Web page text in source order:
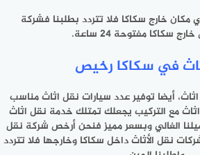
مكان خارج سكاكا فلا تتردد بطلبنا فشركة
سكاكا مفتوحة 24 ساعة.
في سكاكا رخيص
أيضا توفير عدد سيارات نقل اثاث مناسب
مع التركيب يجعلك تمتلك خدمة نقل اثاث
الغالي وبسعر مميز فنحن أرخص شركة نقل
نقل الأثاث داخل سكاكا وخارجها فلا تتردد